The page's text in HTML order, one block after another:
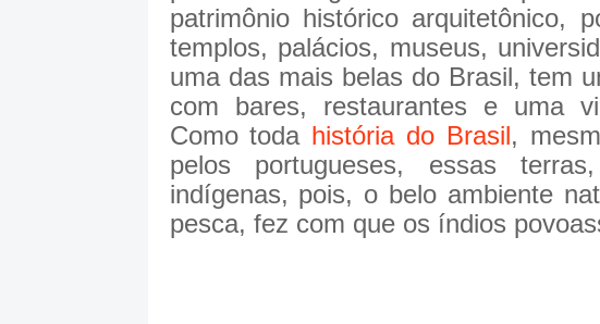
patrimônio histórico arquitetônico,
templos, palácios, museus,
uma das mais belas do Brasil, tem
com bares, restaurantes e uma
Como toda história do Brasil,
pelos portugueses, essas
indígenas, pois, o belo ambiente
pesca, fez com que os índios